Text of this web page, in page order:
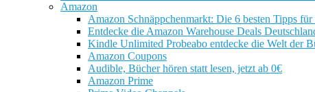
Amazon
Amazon Schnäppchenmarkt: Die 6 besten Tipps
Entdecke die Amazon Warehouse Deals
Kindle Unlimited Probeabo entdecke die Welt der
Amazon Coupons
Audible, Bücher hören statt lesen, jetzt ab 0€
Amazon Prime